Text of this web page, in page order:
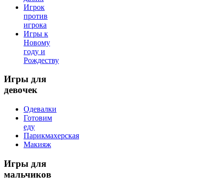
Игрок
против
игрока
Игры к
Новому
году и
Рождеству
Игры для
девочек
Одевалки
Готовим
еду
Парикмахерская
Макияж
Игры для
мальчиков